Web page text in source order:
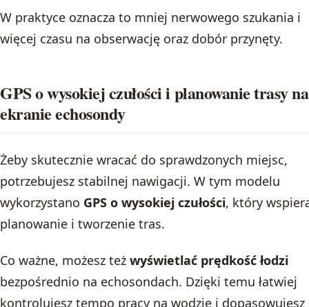
W praktyce oznacza to mniej nerwowego szukania i
więcej czasu na obserwację oraz dobór przynęty.
GPS o wysokiej czułości i planowanie trasy na
ekranie echosondy
Żeby skutecznie wracać do sprawdzonych miejsc,
potrzebujesz stabilnej nawigacji. W tym modelu
wykorzystano GPS o wysokiej czułości, który
planowanie i tworzenie tras.
Co ważne, możesz też wyświetlać prędkość łodzi
bezpośrednio na echosondach. Dzięki temu łatwiej
kontrolujesz tempo pracy na wodzie i dopasowujesz